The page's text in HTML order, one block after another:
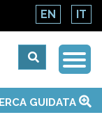
EN IT
GUIDATA